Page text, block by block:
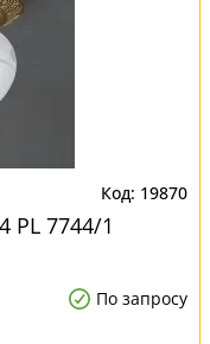
19870
PL 7744/1
По запросу